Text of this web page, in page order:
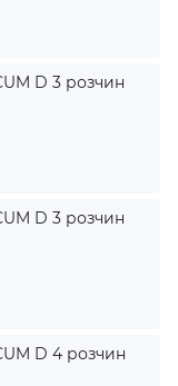
D 3 розчин
D 3 розчин
D 4 розчин